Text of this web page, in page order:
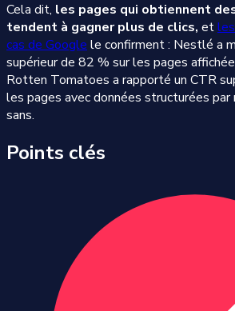
Cela dit, les pages qui obtiennent
tendent à gagner plus de clics, et
cas de Google le confirment : Nestlé a
supérieur de 82 % sur les pages
Rotten Tomatoes a rapporté un CTR
les pages avec données structurées
sans.
Points clés